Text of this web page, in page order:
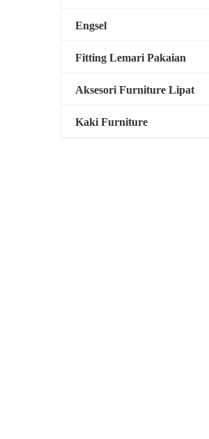
Engsel
Fitting Lemari Pakaian
Aksesori Furniture Lipat
Kaki Furniture